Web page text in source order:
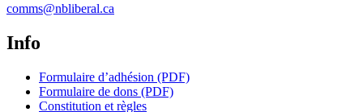
comms@nbliberal.ca
Info
Formulaire d’adhésion (PDF)
Formulaire de dons (PDF)
Constitution et règles